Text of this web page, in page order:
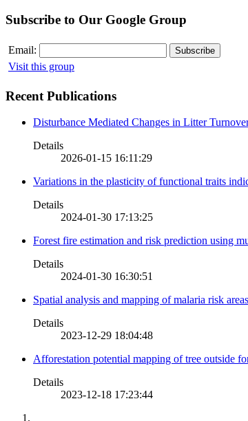
Subscribe to Our Google Group
Email:
Visit this group
Recent Publications
Disturbance Mediated Changes in Litter
Details
2026-01-15 16:11:29
Variations in the plasticity of functional traits
Details
2024-01-30 17:13:25
Forest fire estimation and risk prediction using
Details
2024-01-30 16:30:51
Spatial analysis and mapping of malaria risk
Details
2023-12-29 18:04:48
Afforestation potential mapping of tree outside
Details
2023-12-18 17:23:44